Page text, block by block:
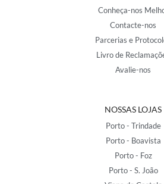
Conheça-nos
Contacte-nos
Parcerias e
Livro de
Avalie-nos
NOSSAS LOJAS
Porto - Trindade
Porto - Boavista
Porto - Foz
Porto - S. João